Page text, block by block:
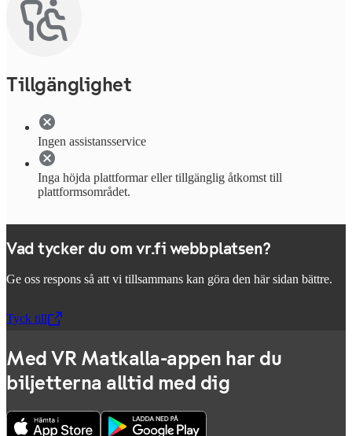
Tillgänglighet
Ingen assistansservice
Inga höjda plattformar eller tillgänglig åtkomst till
plattformsområdet.
Vad tycker du om vr.fi webbplatsen?
Ge oss respons så att vi tillsammans kan göra den här sidan bättre.
Tyck till
,Öppnas i en ny flik
Med VR Matkalla-appen har du
biljetterna alltid med dig